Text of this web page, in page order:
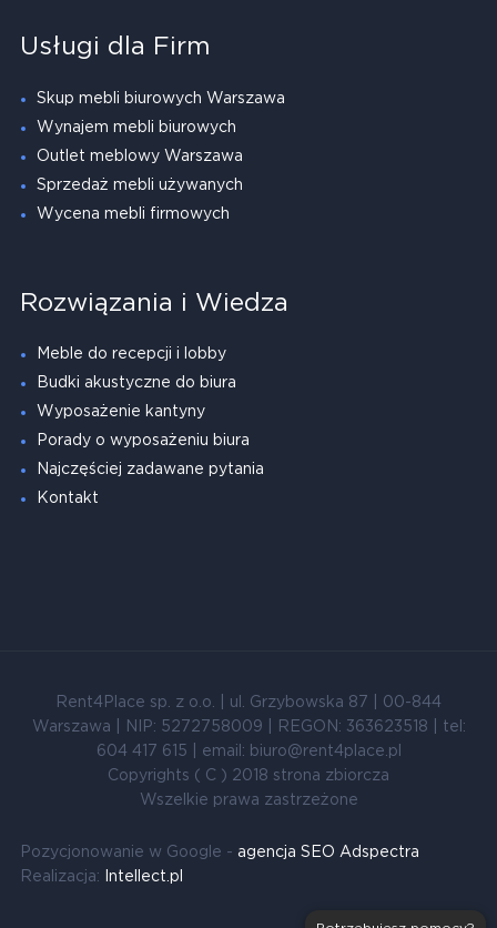
Usługi dla Firm
Skup mebli biurowych Warszawa
Wynajem mebli biurowych
Outlet meblowy Warszawa
Sprzedaż mebli używanych
Wycena mebli firmowych
Rozwiązania i Wiedza
Meble do recepcji i lobby
Budki akustyczne do biura
Wyposażenie kantyny
Porady o wyposażeniu biura
Najczęściej zadawane pytania
Kontakt
Rent4Place sp. z o.o. | ul. Grzybowska 87 | 00-844
Warszawa | NIP: 5272758009 | REGON: 363623518 | tel:
604 417 615 | email: biuro@rent4place.pl
Copyrights ( C ) 2018 strona zbiorcza
Wszelkie prawa zastrzeżone
Pozycjonowanie w Google - agencja SEO Adspectra
Realizacja:
Intellect.pl